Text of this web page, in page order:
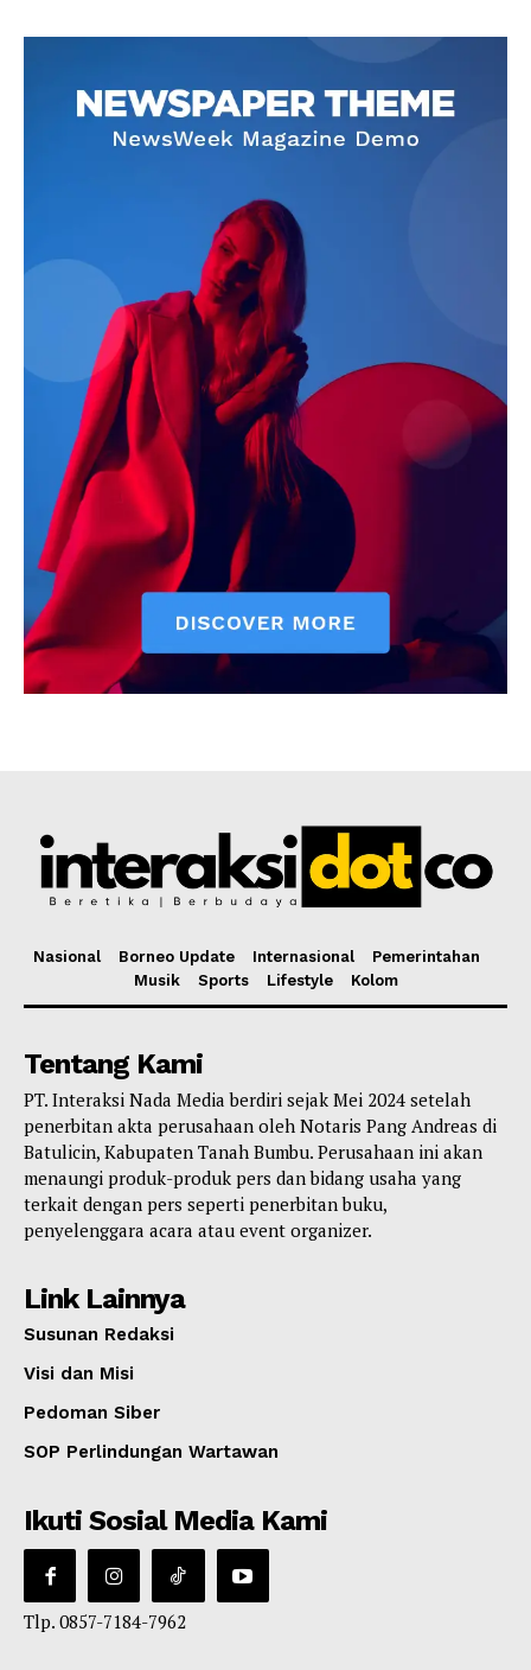
Nasional Borneo Update Internasional
Pemerintahan
Musik
Sports Lifestyle Kolom
Tentang Kami
PT. Interaksi Nada Media berdiri sejak Mei 2024 setelah
penerbitan akta perusahaan oleh Notaris Pang Andreas di
Batulicin, Kabupaten Tanah Bumbu. Perusahaan ini akan
menaungi produk-produk pers dan bidang usaha yang
terkait dengan pers seperti penerbitan buku,
penyelenggara acara atau event organizer.
Link Lainnya
Susunan Redaksi
Visi dan Misi
Pedoman Siber
SOP Perlindungan Wartawan
Ikuti Sosial Media Kami
Tlp. 0857-7184-7962